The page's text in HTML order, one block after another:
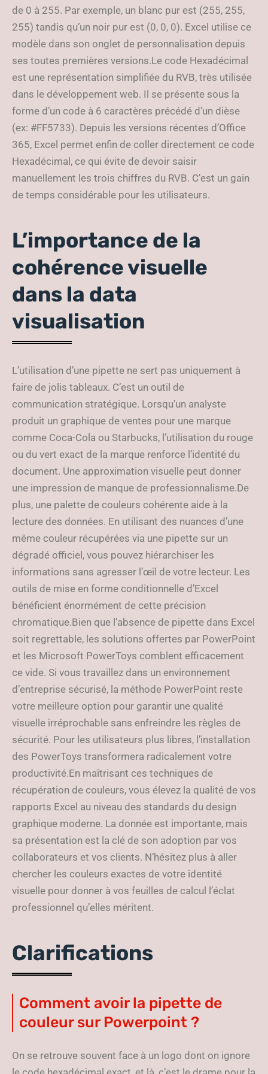
de 0 à 255. Par exemple, un blanc pur est (255, 255,
255) tandis qu’un noir pur est (0, 0, 0). Excel utilise ce
modèle dans son onglet de personnalisation depuis
ses toutes premières versions.Le code Hexadécimal
est une représentation simplifiée du RVB, très utilisée
dans le développement web. Il se présente sous la
forme d’un code à 6 caractères précédé d’un dièse
(ex: #FF5733). Depuis les versions récentes d’Office
365, Excel permet enfin de coller directement ce code
Hexadécimal, ce qui évite de devoir saisir
manuellement les trois chiffres du RVB. C’est un gain
de temps considérable pour les utilisateurs.
L’importance de la
cohérence visuelle
dans la data
visualisation
L’utilisation d’une pipette ne sert pas uniquement à
faire de jolis tableaux. C’est un outil de
communication stratégique. Lorsqu’un analyste
produit un graphique de ventes pour une marque
comme Coca-Cola ou Starbucks, l’utilisation du rouge
ou du vert exact de la marque renforce l’identité du
document. Une approximation visuelle peut donner
une impression de manque de professionnalisme.De
plus, une palette de couleurs cohérente aide à la
lecture des données. En utilisant des nuances d’une
même couleur récupérées via une pipette sur un
dégradé officiel, vous pouvez hiérarchiser les
informations sans agresser l’œil de votre lecteur. Les
outils de mise en forme conditionnelle d’Excel
bénéficient énormément de cette précision
chromatique.Bien que l’absence de pipette dans Excel
soit regrettable, les solutions offertes par PowerPoint
et les Microsoft PowerToys comblent efficacement
ce vide. Si vous travaillez dans un environnement
d’entreprise sécurisé, la méthode PowerPoint reste
votre meilleure option pour garantir une qualité
visuelle irréprochable sans enfreindre les règles de
sécurité. Pour les utilisateurs plus libres, l’installation
des PowerToys transformera radicalement votre
productivité.En maîtrisant ces techniques de
récupération de couleurs, vous élevez la qualité de vos
rapports Excel au niveau des standards du design
graphique moderne. La donnée est importante, mais
sa présentation est la clé de son adoption par vos
collaborateurs et vos clients. N’hésitez plus à aller
chercher les couleurs exactes de votre identité
visuelle pour donner à vos feuilles de calcul l’éclat
professionnel qu’elles méritent.
Clarifications
Comment avoir la pipette de
couleur sur Powerpoint ?
On se retrouve souvent face à un logo dont on ignore